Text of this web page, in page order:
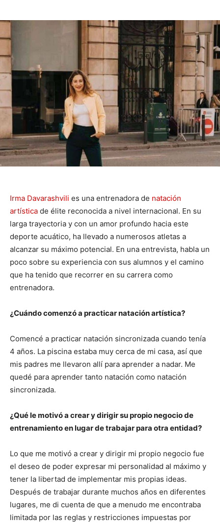
Irma Davarashvili es una entrenadora de natación
artística de élite reconocida a nivel internacional. En su
larga trayectoria y con un amor profundo hacia este
deporte acuático, ha llevado a numerosos atletas a
alcanzar su máximo potencial. En una entrevista, habla un
poco sobre su experiencia con sus alumnos y el camino
que ha tenido que recorrer en su carrera como
entrenadora.
¿Cuándo comenzó a practicar natación artística?
Comencé a practicar natación sincronizada cuando tenía
4 años. La piscina estaba muy cerca de mi casa, así que
mis padres me llevaron allí para aprender a nadar. Me
quedé para aprender tanto natación como natación
sincronizada.
¿Qué le motivó a crear y dirigir su propio negocio de
entrenamiento en lugar de trabajar para otra entidad?
Lo que me motivó a crear y dirigir mi propio negocio fue
el deseo de poder expresar mi personalidad al máximo y
tener la libertad de implementar mis propias ideas.
Después de trabajar durante muchos años en diferentes
lugares, me di cuenta de que a menudo me encontraba
limitada por las reglas y restricciones impuestas por